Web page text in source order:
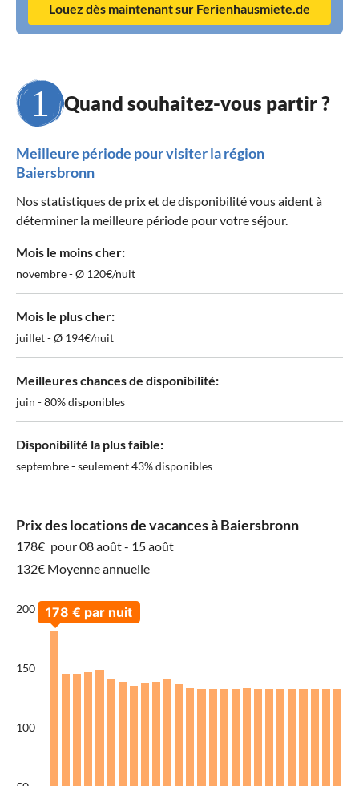
Louez dès maintenant sur Ferienhausmiete.de
Quand souhaitez-vous partir ?
Meilleure période pour visiter la région
Baiersbronn
Nos statistiques de prix et de disponibilité vous aident à
déterminer la meilleure période pour votre séjour.
Mois le moins cher:
novembre - Ø 120€/nuit
Mois le plus cher:
juillet - Ø 194€/nuit
Meilleures chances de disponibilité:
juin - 80% disponibles
Disponibilité la plus faible:
septembre - seulement 43% disponibles
Prix des locations de vacances à Baiersbronn
178€ pour 08 août - 15 août
132€ Moyenne annuelle
200
150
100